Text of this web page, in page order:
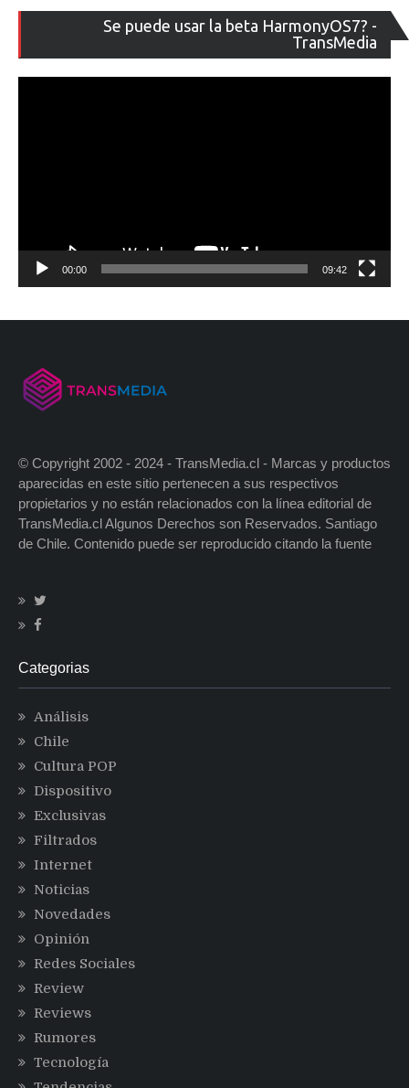
Se puede usar la beta HarmonyOS7? -
TransMedia
de
00:00 09:42
© Copyright 2002 - 2024 - TransMedia.cl - Marcas y productos
aparecidas en este sitio pertenecen a sus respectivos
propietarios y no están relacionados con la línea editorial de
TransMedia.cl Algunos Derechos son Reservados. Santiago
de Chile. Contenido puede ser reproducido citando la fuente
Categorias
Análisis
Chile
Cultura POP
Dispositivo
Exclusivas
Filtrados
Internet
Noticias
Novedades
Opinión
Redes Sociales
Review
Reviews
Rumores
Tecnología